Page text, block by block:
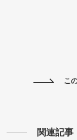
こ
関連記事